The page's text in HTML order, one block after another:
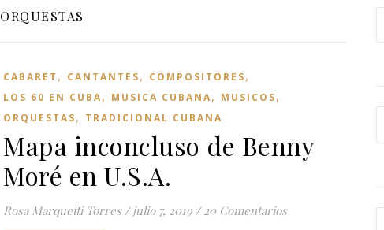
ORQUESTAS
CABARET , CANTANTES, COMPOSITORES,
LOS 60 EN CUBA, MUSICA CUBANA, MUSICOS,
ORQUESTAS, TRADICIONAL CUBANA
Mapa inconcluso de Benny
Moré en U.S.A.
Rosa Marquetti Torres / julio 7, 2019 / 20 Comentarios